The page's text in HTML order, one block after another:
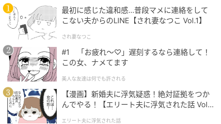
投稿方法： TRILL 募集フォームより
投稿者情報： 40代女性・会社員
※本記事は投稿者様の体験談を元に作成しています。
※自社で募集したエピソードに基づき、編集部にて事
実確認および表現の精査を行った上で公開していま
す。
【エピソード募集】日常のちょっとした体験、TRILL
最初に感じた違和感…普段マメに連絡をして
こない夫からのLINE【され妻なつこ Vol.1】
され妻なつこ
#1 「お疲れ〜♡」遅刻するなら連絡して！
この女、ナメてます
美人な友達は何でも許される
【漫画】新婚夫に浮気疑惑！絶対証拠をつか
んでやる！【エリート夫に浮気された話 Vol.
エリート夫に浮気された話